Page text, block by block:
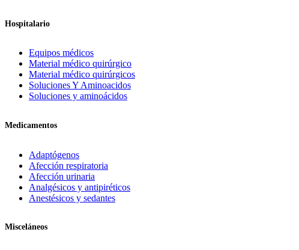
Hospitalario
Equipos médicos
Material médico quirúrgico
Material médico quirúrgicos
Soluciones Y Aminoacidos
Soluciones y aminoácidos
Medicamentos
Adaptógenos
Afección respiratoria
Afección urinaria
Analgésicos y antipiréticos
Anestésicos y sedantes
Misceláneos